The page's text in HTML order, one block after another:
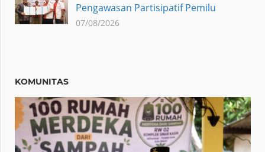
Pengawasan Partisipatif Pemilu
07/08/2026
KOMUNITAS